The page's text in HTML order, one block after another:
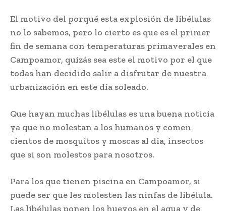
El motivo del porqué esta explosión de libélulas
no lo sabemos, pero lo cierto es que es el primer
fin de semana con temperaturas primaverales en
Campoamor, quizás sea este el motivo por el que
todas han decidido salir a disfrutar de nuestra
urbanización en este día soleado.
Que hayan muchas libélulas es una buena noticia
ya que no molestan a los humanos y comen
cientos de mosquitos y moscas al día, insectos
que si son molestos para nosotros.
Para los que tienen piscina en Campoamor, si
puede ser que les molesten las ninfas de libélula.
Las libélulas ponen los huevos en el agua y de